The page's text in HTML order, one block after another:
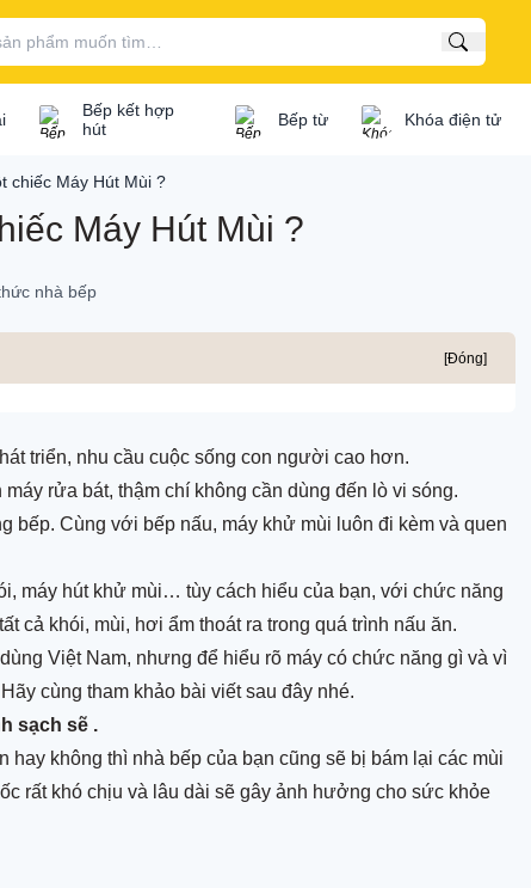
Tìm kiếm
bếp gas...
Bếp điện từ Cata
Bếp điện từ Capri
Bếp điện từ Chef's
Bếp điện từ Fagor
Bếp điện từ Fujioh
Bếp điện từ Hafele
Bếp điện từ Malloca
Bếp kết hợp
hút
Bếp từ Khóa điện tử
chiếc Máy Hút Mùi ?
Máy Hút Mùi ?
nhà bếp
[Đóng]
triển, nhu cầu cuộc sống con người cao hơn.
rửa bát, thậm chí không cần dùng đến lò vi sóng.
bếp. Cùng với bếp nấu, máy khử mùi luôn đi kèm và quen
máy hút khử mùi… tùy cách hiểu của bạn, với chức năng
cả khói, mùi, hơi ẩm thoát ra trong quá trình nấu ăn.
Việt Nam, nhưng để hiểu rõ máy có chức năng gì và vì
cùng tham khảo bài viết sau đây nhé.
sạch sẽ .
không thì nhà bếp của bạn cũng sẽ bị bám lại các mùi
rất khó chịu và lâu dài sẽ gây ảnh hưởng cho sức khỏe